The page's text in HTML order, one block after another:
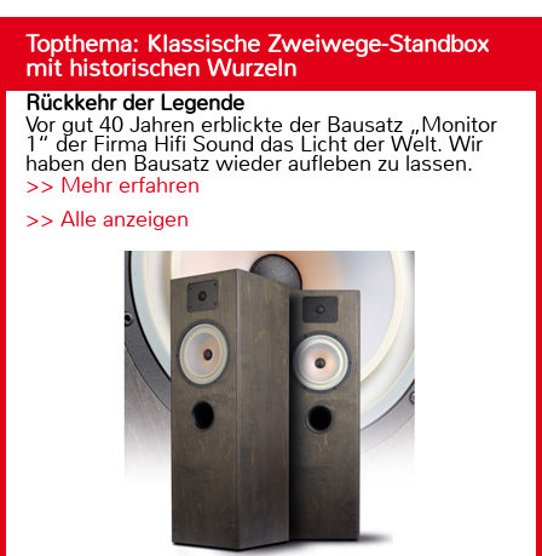
Topthema: Klassische Zweiwege-Standbox
mit historischen Wurzeln
Rückkehr der Legende
Vor gut 40 Jahren erblickte der Bausatz „Monitor
1“ der Firma Hifi Sound das Licht der Welt. Wir
haben den Bausatz wieder aufleben zu lassen.
>> Mehr erfahren
>> Alle anzeigen